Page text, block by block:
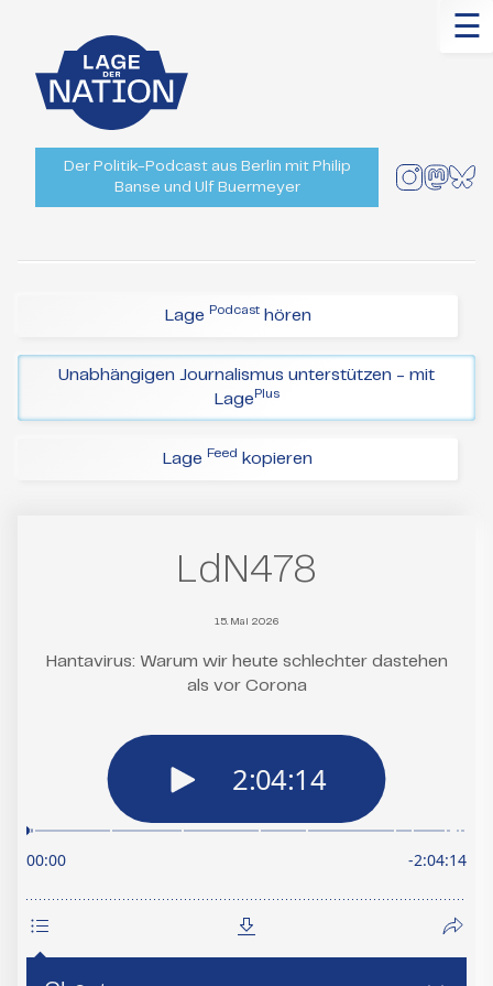
☰
Der Politik-Podcast aus Berlin mit Philip
Banse und Ulf Buermeyer
Lage Podcasthören
Unabhängigen Journalismus unterstützen - mit
Lage Plus
Lage Feed kopieren
LdN478
15. Mai 2026
Hantavirus: Warum wir heute schlechter dastehen
als vor Corona